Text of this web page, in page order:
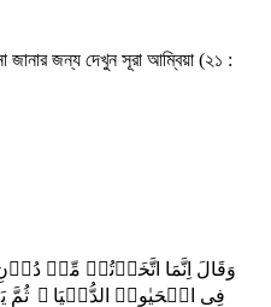
জানার জন্য দেখুন সূরা আম্বিয়া (২১ :
وَقَالَ اِنَّمَا اتَّخَذۡتُمۡ مِّنۡ
فِی الۡحَیٰوۃِ الدُّنۡیَا